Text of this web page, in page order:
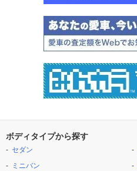
ボディタイプから探す
セダン
ミニバン